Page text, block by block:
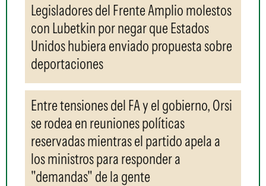
Legisladores del Frente Amplio molestos
con Lubetkin por negar que Estados
Unidos hubiera enviado propuesta sobre
deportaciones
Entre tensiones del FA y el gobierno, Orsi
se rodea en reuniones políticas
reservadas mientras el partido apela a
los ministros para responder a
"demandas" de la gente